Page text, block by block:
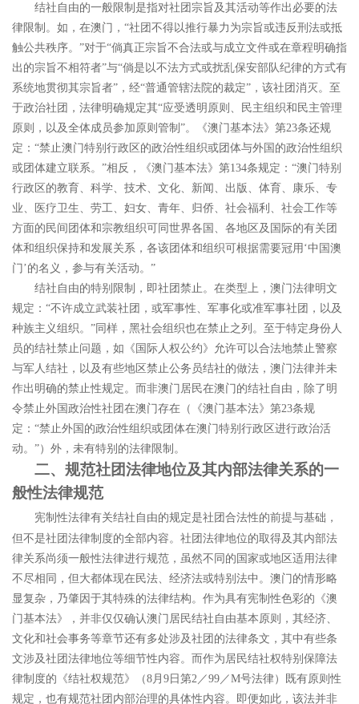
结社自由的一般限制是指对社团宗旨及其活动等作出必要的法
律限制。如，在澳门， “社团不得以推行暴力为宗旨或违反刑法或抵
触公共秩序。 ”对于“倘真正宗旨不合法或与成立文件或在章程明确指
出的宗旨不相符者”与“倘是以不法方式或扰乱保安部队纪律的方式有
系统地贯彻其宗旨者” ，经“普通管辖法院的裁定” ， 该社团消灭。至
于政治社团，法律明确规定其“应受透明原则、民主组织和民主管理
原则，以及全体成员参加原则管制 ”。《澳门基本法》第23条还规
定： “禁止澳门特别行政区的政治性组织或团体与外国的政治性组织
或团体建立联系。 ”相反，《澳门基本法》第134条规定： “澳门特别
行政区的教育、科学、技术、文化、新闻、出版、体育、康乐、专
业、医疗卫生、劳工、妇女、青年、归侨、社会福利、社会工作等
方面的民间团体和宗教组织可同世界各国、各地区及国际的有关团
体和组织保持和发展关系，各该团体和组织可根据需要冠用 ‘中国澳
门 ’的名义，参与有关活动。 ”
结社自由的特别限制，即社团禁止。在类型上，澳门法律明文
规定： “不许成立武装社团，或军事性、军事化或准军事社团，以及
种族主义组织。 ” 同样，黑社会组织也在禁止之列。至于特定身份人
员的结社禁止问题，如《国际人权公约》允许可以合法地禁止警察
与军人结社，以及有些地区禁止公务员结社的做法，澳门法律并未
作出明确的禁止性规定。而非澳门居民在澳门的结社自由，除了明
令禁止外国政治性社团在澳门存在（《澳门基本法》第23条规
定： “禁止外国的政治性组织或团体在澳门特别行政区进行政治活
动。 ”）外，未有特别的法律限制。
二、规范社团法律地位及其内部法律关系的一
般性法律规范
宪制性法律有关结社自由的规定是社团合法性的前提与基础，
但不是社团法律制度的全部内容。社团法律地位的取得及其内部法
律关系尚须一般性法律进行规范，虽然不同的国家或地区适用法律
不尽相同，但大都体现在民法、经济法或特别法中。澳门的情形略
显复杂，乃肇因于其特殊的法律结构。作为具有宪制性色彩的《澳
门基本法》，并非仅仅确认澳门居民结社自由基本原则，其经济、
文化和社会事务等章节还有多处涉及社团的法律条文，其中有些条
文涉及社团法律地位等细节性内容。而作为居民结社权特别保障法
律制度的《结社权规范》（8月 9 日第2／99／M号法律）既有原则性
规定，也有规范社团内部治理的具体性内容。即便如此，该法并非